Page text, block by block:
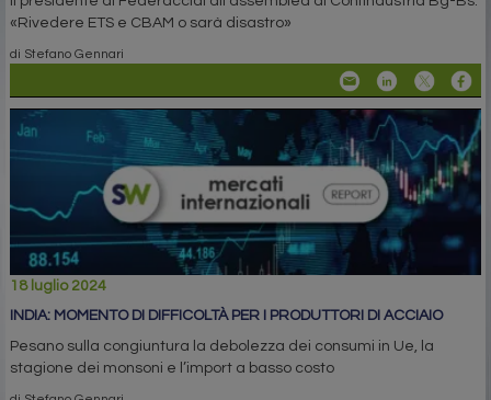
«Rivedere ETS e CBAM o sarà disastro»
di Stefano Gennari
18 luglio 2024
INDIA: MOMENTO DI DIFFICOLTÀ PER I PRODUTTORI DI ACCIAIO
Pesano sulla congiuntura la debolezza dei consumi in Ue, la
stagione dei monsoni e l’import a basso costo